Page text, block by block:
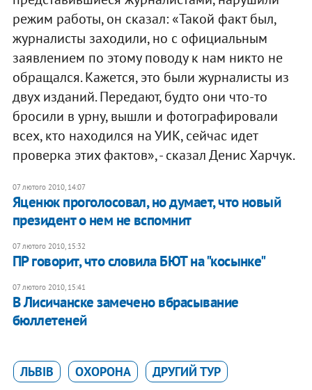
режим работы, он сказал: «Такой факт был,
журналисты заходили, но с официальным
заявлением по этому поводу к нам никто не
обращался. Кажется, это были журналисты из
двух изданий. Передают, будто они что-то
бросили в урну, вышли и фотографировали
всех, кто находился на УИК, сейчас идет
проверка этих фактов», - сказал Денис Харчук.
07 лютого 2010, 14:07
Яценюк проголосовал, но думает, что новый
президент о нем не вспомнит
07 лютого 2010, 15:32
ПР говорит, что словила БЮТ на "косынке"
07 лютого 2010, 15:41
В Лисичанске замечено вбрасывание
бюллетеней
ЛЬВІВ ОХОРОНА ДРУГИЙ ТУР